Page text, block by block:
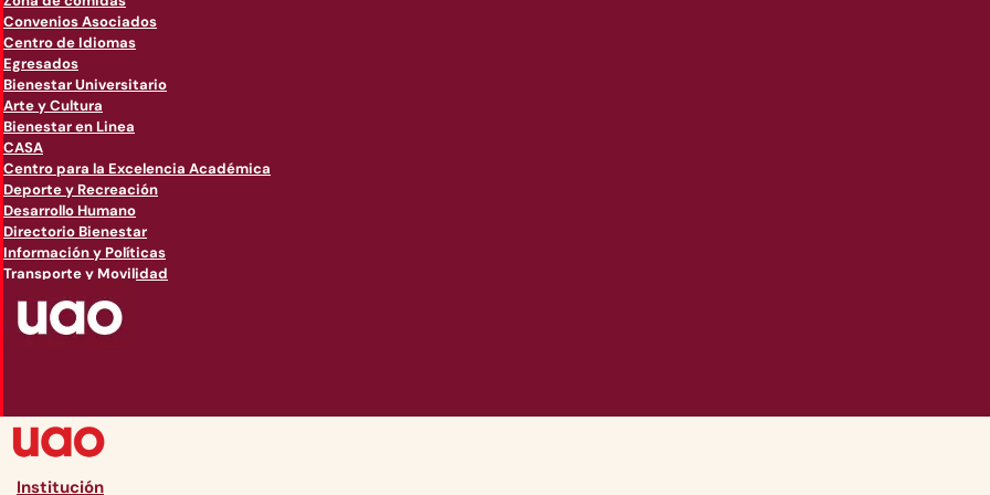
Convenios Asociados
Centro de Idiomas
Egresados
Bienestar Universitario
Arte y Cultura
Bienestar en Linea
CASA
Centro para la Excelencia Académica
Deporte y Recreación
Desarrollo Humano
Directorio Bienestar
Información y Políticas
Transporte y Movilidad
Institución